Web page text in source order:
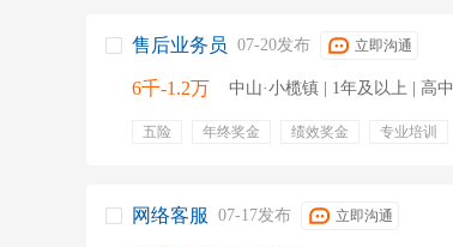
售后业务员 07-20发布 立即沟通
6千-1.2万 中山·小榄镇 | 1年及以上 | 高中
五险 年终奖金 绩效奖金 专业培训
网络客服 07-17发布 立即沟通